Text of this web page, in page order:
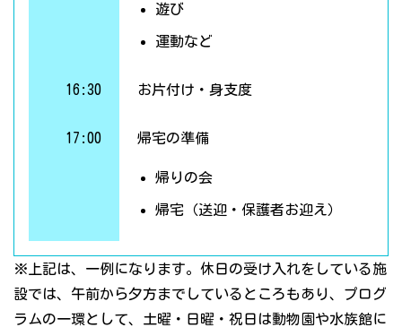
遊び
運動など
16:30 お片付け・身支度
17:00 帰宅の準備
帰りの会
帰宅（送迎・保護者お迎え）
※上記は、一例になります。休日の受け入れをしている施
設では、午前から夕方までしているところもあり、プログ
ラムの一環として、土曜・日曜・祝日は動物園や水族館に